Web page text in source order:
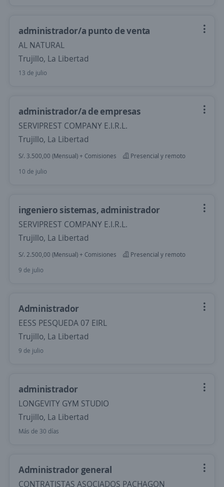
administrador/a punto de venta
AL NATURAL
Trujillo, La Libertad
13 de julio
administrador/a de empresas
SERVIPREST COMPANY E.I.R.L.
Trujillo, La Libertad
S/. 3.500,00 (Mensual) + Comisiones
Presencial y remoto
10 de julio
ingeniero sistemas, administrador
SERVIPREST COMPANY E.I.R.L.
Trujillo, La Libertad
S/. 2.500,00 (Mensual) + Comisiones
Presencial y remoto
9 de julio
Administrador
EESS PESQUEDA 07 EIRL
Trujillo, La Libertad
9 de julio
administrador
LONGEVITY GYM STUDIO
Trujillo, La Libertad
Más de 30 días
Administrador general
CONTRATISTAS ASOCIADOS PACHAGON